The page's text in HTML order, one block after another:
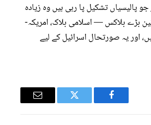
پالیسیاں تشکیل پا رہی ہیں وہ زیادہ
بڑے بلاکس — اسلامی بلاک، امریکہ-
اور یہ صورتحال اسرائیل کے لیے
Facebook
Twitter
Email